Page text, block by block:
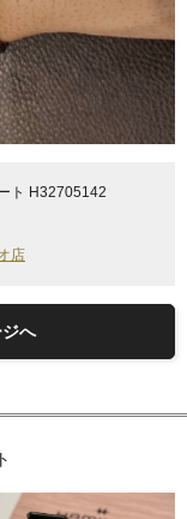
ト H32705142
店
へ